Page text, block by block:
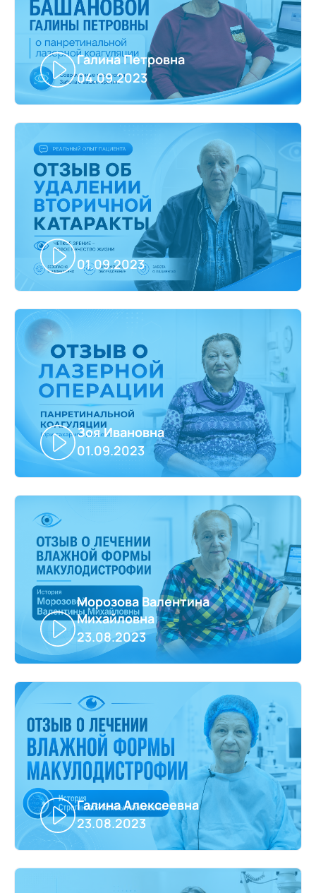
Галина Петровна
04.09.2023
01.09.2023
Зоя Ивановна
01.09.2023
Морозова Валентина
Михайловна
23.08.2023
Галина Алексеевна
23.08.2023